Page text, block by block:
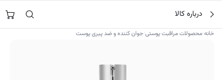
محتوا
جستجو در
درباره کالا
خانه›محصولات مراقبت پوستی›جوان کننده و ضد پیری پوست